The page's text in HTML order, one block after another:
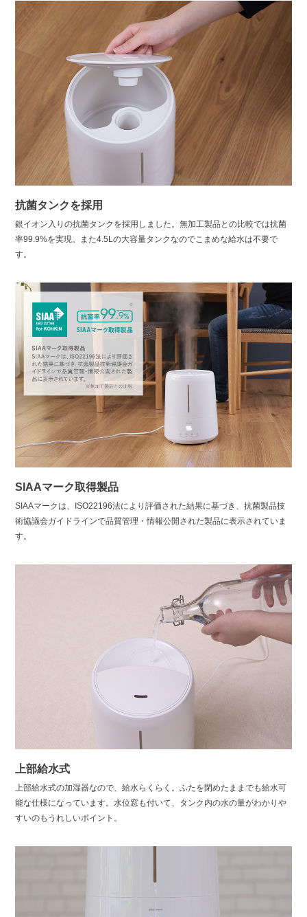
抗菌タンクを採用
銀イオン入りの抗菌タンクを採用しました。無加工製品との比較では抗菌
率99.9%を実現。また4.5Lの大容量タンクなのでこまめな給水は不要で
す。
SIAAマーク取得製品
SIAAマークは、ISO22196法により評価された結果に基づき、抗菌製品技
術協議会ガイドラインで品質管理・情報公開された製品に表示されていま
す。
上部給水式
上部給水式の加湿器なので、給水らくらく。ふたを閉めたままでも給水可
能な仕様になっています。水位窓も付いて、タンク内の水の量がわかりや
すいのもうれしいポイント。